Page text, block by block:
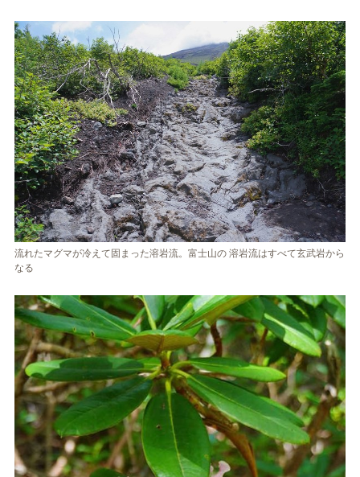
流れたマグマが冷えて固まった溶岩流。富士山の 溶岩流はすべて玄武岩から
なる